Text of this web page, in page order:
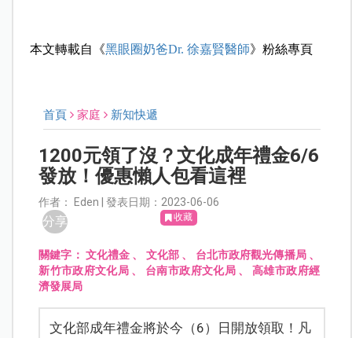
本文轉載自《黑眼圈奶爸Dr. 徐嘉賢醫師》粉絲專頁
首頁 家庭 新知快遞
1200元領了沒？文化成年禮金6/6
發放！優惠懶人包看這裡
作者： Eden | 發表日期：2023-06-06
分享 收藏
關鍵字： 文化禮金 、 文化部 、 台北市政府觀光傳播局、
新竹市政府文化局 、 台南市政府文化局 、高雄市政府經
濟發展局
文化部成年禮金將於今（6）日開放領取！凡